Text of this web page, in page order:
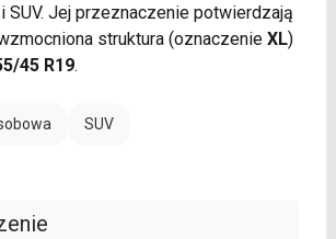
SUV. Jej przeznaczenie potwierdzają
struktura (oznaczenie XL)
45 R19.
SUV